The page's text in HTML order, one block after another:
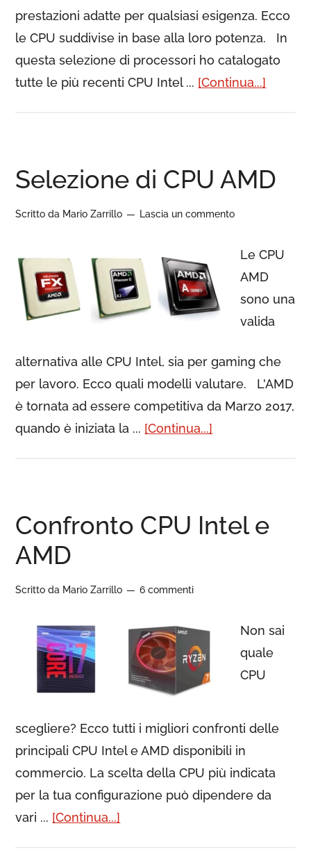
prestazioni adatte per qualsiasi esigenza. Ecco
le CPU suddivise in base alla loro potenza. In
questa selezione di processori ho catalogato
tutte le più recenti CPU Intel ... [Continua...]
Selezione di CPU AMD
Scritto da Mario Zarrillo Lascia un commento
Le CPU
AMD
sono una
valida
alternativa alle CPU Intel, sia per gaming che
per lavoro. Ecco quali modelli valutare. L'AMD
è tornata ad essere competitiva da Marzo 2017,
quando è iniziata la ... [Continua...]
Confronto CPU Intel e
AMD
Scritto da Mario Zarrillo 6 commenti
Non sai
quale
CPU
scegliere? Ecco tutti i migliori confronti delle
principali CPU Intel e AMD disponibili in
commercio. La scelta della CPU più indicata
per la tua configurazione può dipendere da
vari ... [Continua...]